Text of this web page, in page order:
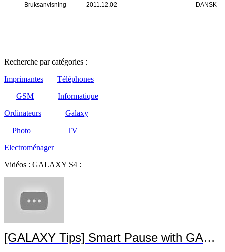
Bruksanvisning 2011.12.02 DANSK
Recherche par catégories :
Imprimantes
Téléphones
GSM
Informatique
Ordinateurs
Galaxy
Photo
TV
Electroménager
Vidéos : GALAXY S4 :
[GALAXY Tips] Smart Pause with GALAXY S4